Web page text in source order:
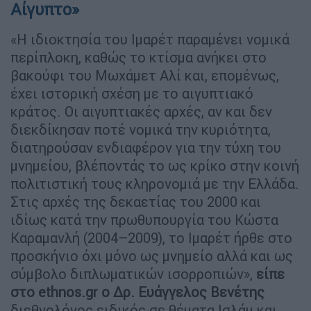
Αίγυπτο»
«Η ιδιοκτησία του Ιμαρέτ παραμένει νομικά
περίπλοκη, καθώς το κτίσμα ανήκει στο
βακούφι του Μωχάμετ Αλί και, επομένως,
έχει ιστορική σχέση με το αιγυπτιακό
κράτος. Οι αιγυπτιακές αρχές, αν και δεν
διεκδίκησαν ποτέ νομικά την κυριότητα,
διατηρούσαν ενδιαφέρον για την τύχη του
μνημείου, βλέποντάς το ως κρίκο στην κοινή
πολιτιστική τους κληρονομιά με την Ελλάδα.
Στις αρχές της δεκαετίας του 2000 και
ιδίως κατά την πρωθυπουργία του Κώστα
Καραμανλή (2004–2009), το Ιμαρέτ ήρθε στο
προσκήνιο όχι μόνο ως μνημείο αλλά και ως
σύμβολο διπλωματικών ισορροπιών», είπε
στο ethnos.gr o Δρ. Ευάγγελος Βενέτης